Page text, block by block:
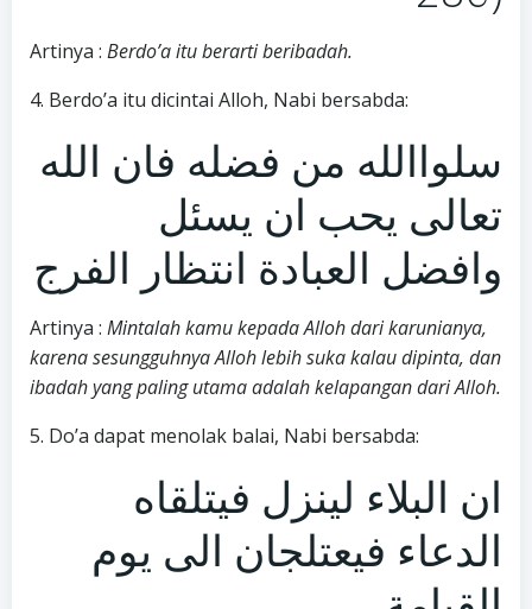
Artinya : Berdo’a itu berarti beribadah.
4. Berdo’a itu dicintai Alloh, Nabi bersabda:
سلواالله من فضله فان الله
تعالى يحب ان يسئل
وافضل العبادة انتظار الفرج
Artinya : Mintalah kamu kepada Alloh dari karunianya,
karena sesungguhnya Alloh lebih suka kalau dipinta, dan
ibadah yang paling utama adalah kelapangan dari Alloh.
5. Do’a dapat menolak balai, Nabi bersabda:
ان البلاء لينزل فيتلقاه
الدعاء فيعتلجان الى يوم